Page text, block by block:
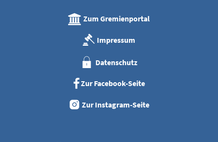
Zum Gremienportal
Impressum
Datenschutz
Zur Facebook-Seite
Zur Instagram-Seite